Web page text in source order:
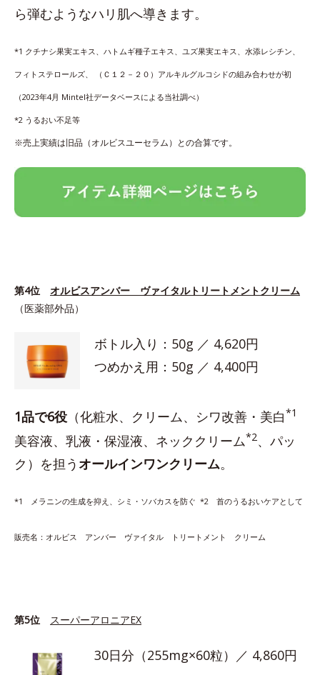
ら弾むようなハリ肌へ導きます。
*1 クチナシ果実エキス、ハトムギ種子エキス、ユズ果実エキス、水添レシチン、
フィトステロールズ、 （Ｃ１２－２０）アルキルグルコシドの組み合わせが初
（2023年4月 Mintel社データベースによる当社調べ）
*2 うるおい不足等
※売上実績は旧品（オルビスユーセラム）との合算です。
第4位
オルビスアンバー ヴァイタルトリートメントクリーム
（医薬部外品）
ボトル入り：50g ／ 4,620円
つめかえ用：50g ／ 4,400円
1品で6役 （化粧水、クリーム、シワ改善・美白*1
美容液、乳液・保湿液、ネッククリーム*2、パッ
ク）を担う オールインワンクリーム。
*1 メラニンの生成を抑え、シミ・ソバカスを防ぐ *2 首のうるおいケアとして
販売名：オルビス アンバー ヴァイタル トリートメント クリーム
第5位 スーパーアロニアEX
30日分（255mg×60粒）／ 4,860円